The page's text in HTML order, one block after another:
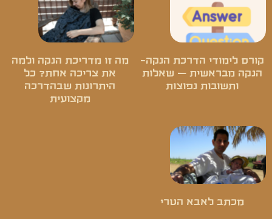
קורס לימודי הדרכת הנקה-
הנקה מבראשית – שאלות
ותשובות נפוצות
מה זו מדריכת הנקה ולמה
את צריכה אחת? כל
היתרונות שבהדרכה
מקצועית
מכתב לאבא הטרי